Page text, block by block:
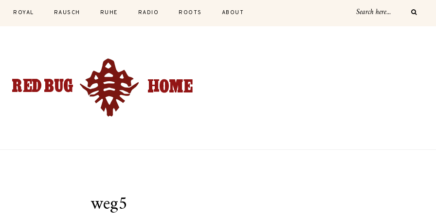
ROYAL RAUSCH RUHE RADIO ROOTS ABOUT
weg5